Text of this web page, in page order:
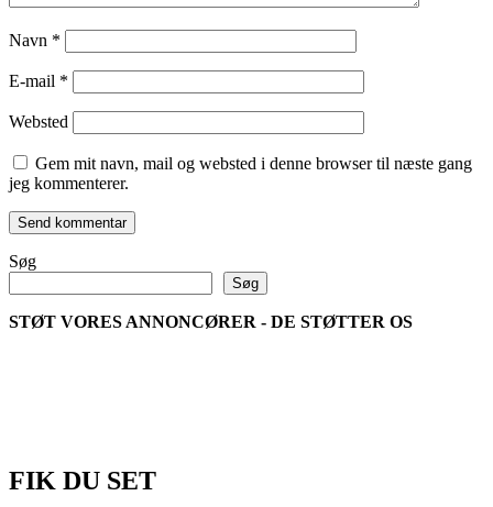
Navn *
E-mail *
Websted
Gem mit navn, mail og websted i denne browser til næste gang
jeg kommenterer.
Søg
Søg
STØT VORES ANNONCØRER - DE STØTTER OS
FIK DU SET